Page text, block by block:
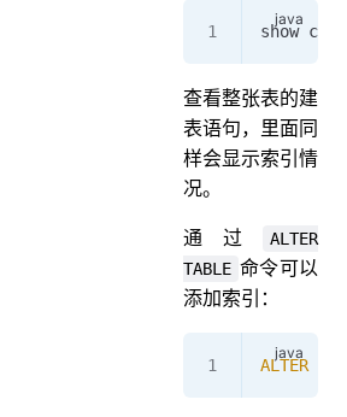
show
查看整张表的建
表语句，里面同
样会显示索引情
况。
通过
ALTER
TABLE 命令可以
添加索引：
ALTER